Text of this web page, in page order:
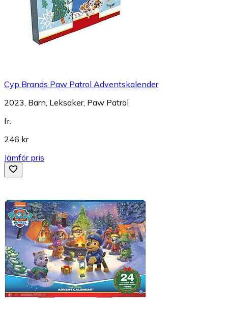
Cyp Brands Paw Patrol Adventskalender
2023, Barn, Leksaker, Paw Patrol
fr.
246 kr
Jämför pris